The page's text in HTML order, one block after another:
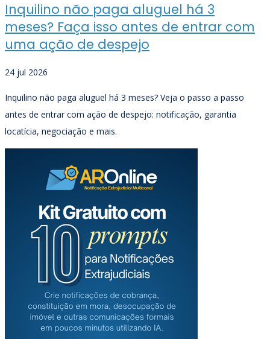
Inquilino não paga aluguel há 3
meses? Faça isso antes de entrar com
uma ação de despejo
24 jul 2026
Inquilino não paga aluguel há 3 meses? Veja o passo a passo
antes de entrar com ação de despejo: notificação, garantia
locatícia, negociação e mais.